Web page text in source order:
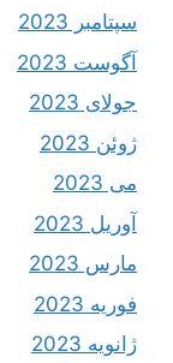
سپتامبر 2023
آگوست 2023
جولای 2023
ژوئن 2023
می 2023
آوریل 2023
مارس 2023
فوریه 2023
ژانویه 2023